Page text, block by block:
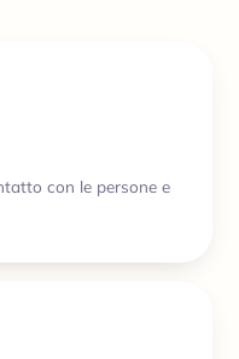
con le persone e